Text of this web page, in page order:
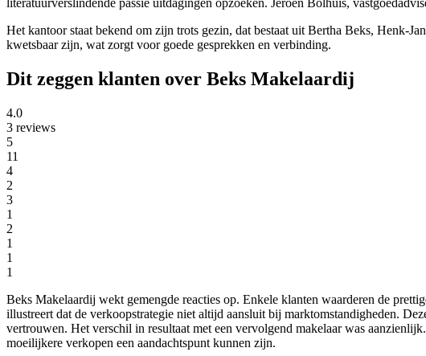
literatuurverslindende passie uitdagingen opzoeken. Jeroen Bolhuis,
Het kantoor staat bekend om zijn trots gezin, dat bestaat uit Bertha Beks, Henk-
kwetsbaar zijn, wat zorgt voor goede gesprekken en verbinding.
Dit zeggen klanten over Beks Makelaardij
4.0
3 reviews
5
11
4
2
3
1
2
1
1
1
Beks Makelaardij wekt gemengde reacties op. Enkele klanten waarderen de
illustreert dat de verkoopstrategie niet altijd aansluit bij marktomstandigheden.
vertrouwen. Het verschil in resultaat met een vervolgend makelaar was
moeilijkere verkopen een aandachtspunt kunnen zijn.